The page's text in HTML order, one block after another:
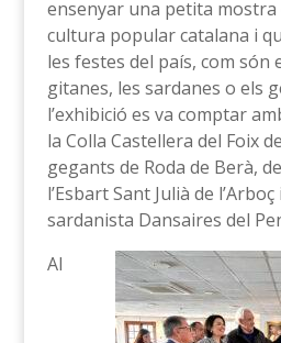
ensenyar una petita mostra
cultura popular catalana i
les festes del país, com són
gitanes, les sardanes o els
l’exhibició es va comptar
la Colla Castellera del Foix
gegants de Roda de Berà,
l’Esbart Sant Julià de
sardanista Dansaires del
Al